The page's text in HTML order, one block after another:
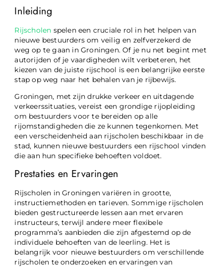
Inleiding
Rijscholen spelen een cruciale rol in het helpen van
nieuwe bestuurders om veilig en zelfverzekerd de
weg op te gaan in Groningen. Of je nu net begint met
autorijden of je vaardigheden wilt verbeteren, het
kiezen van de juiste rijschool is een belangrijke eerste
stap op weg naar het behalen van je rijbewijs.
Groningen, met zijn drukke verkeer en uitdagende
verkeerssituaties, vereist een grondige rijopleiding
om bestuurders voor te bereiden op alle
rijomstandigheden die ze kunnen tegenkomen. Met
een verscheidenheid aan rijscholen beschikbaar in de
stad, kunnen nieuwe bestuurders een rijschool vinden
die aan hun specifieke behoeften voldoet.
Prestaties en Ervaringen
Rijscholen in Groningen variëren in grootte,
instructiemethoden en tarieven. Sommige rijscholen
bieden gestructureerde lessen aan met ervaren
instructeurs, terwijl andere meer flexibele
programma’s aanbieden die zijn afgestemd op de
individuele behoeften van de leerling. Het is
belangrijk voor nieuwe bestuurders om verschillende
rijscholen te onderzoeken en ervaringen van